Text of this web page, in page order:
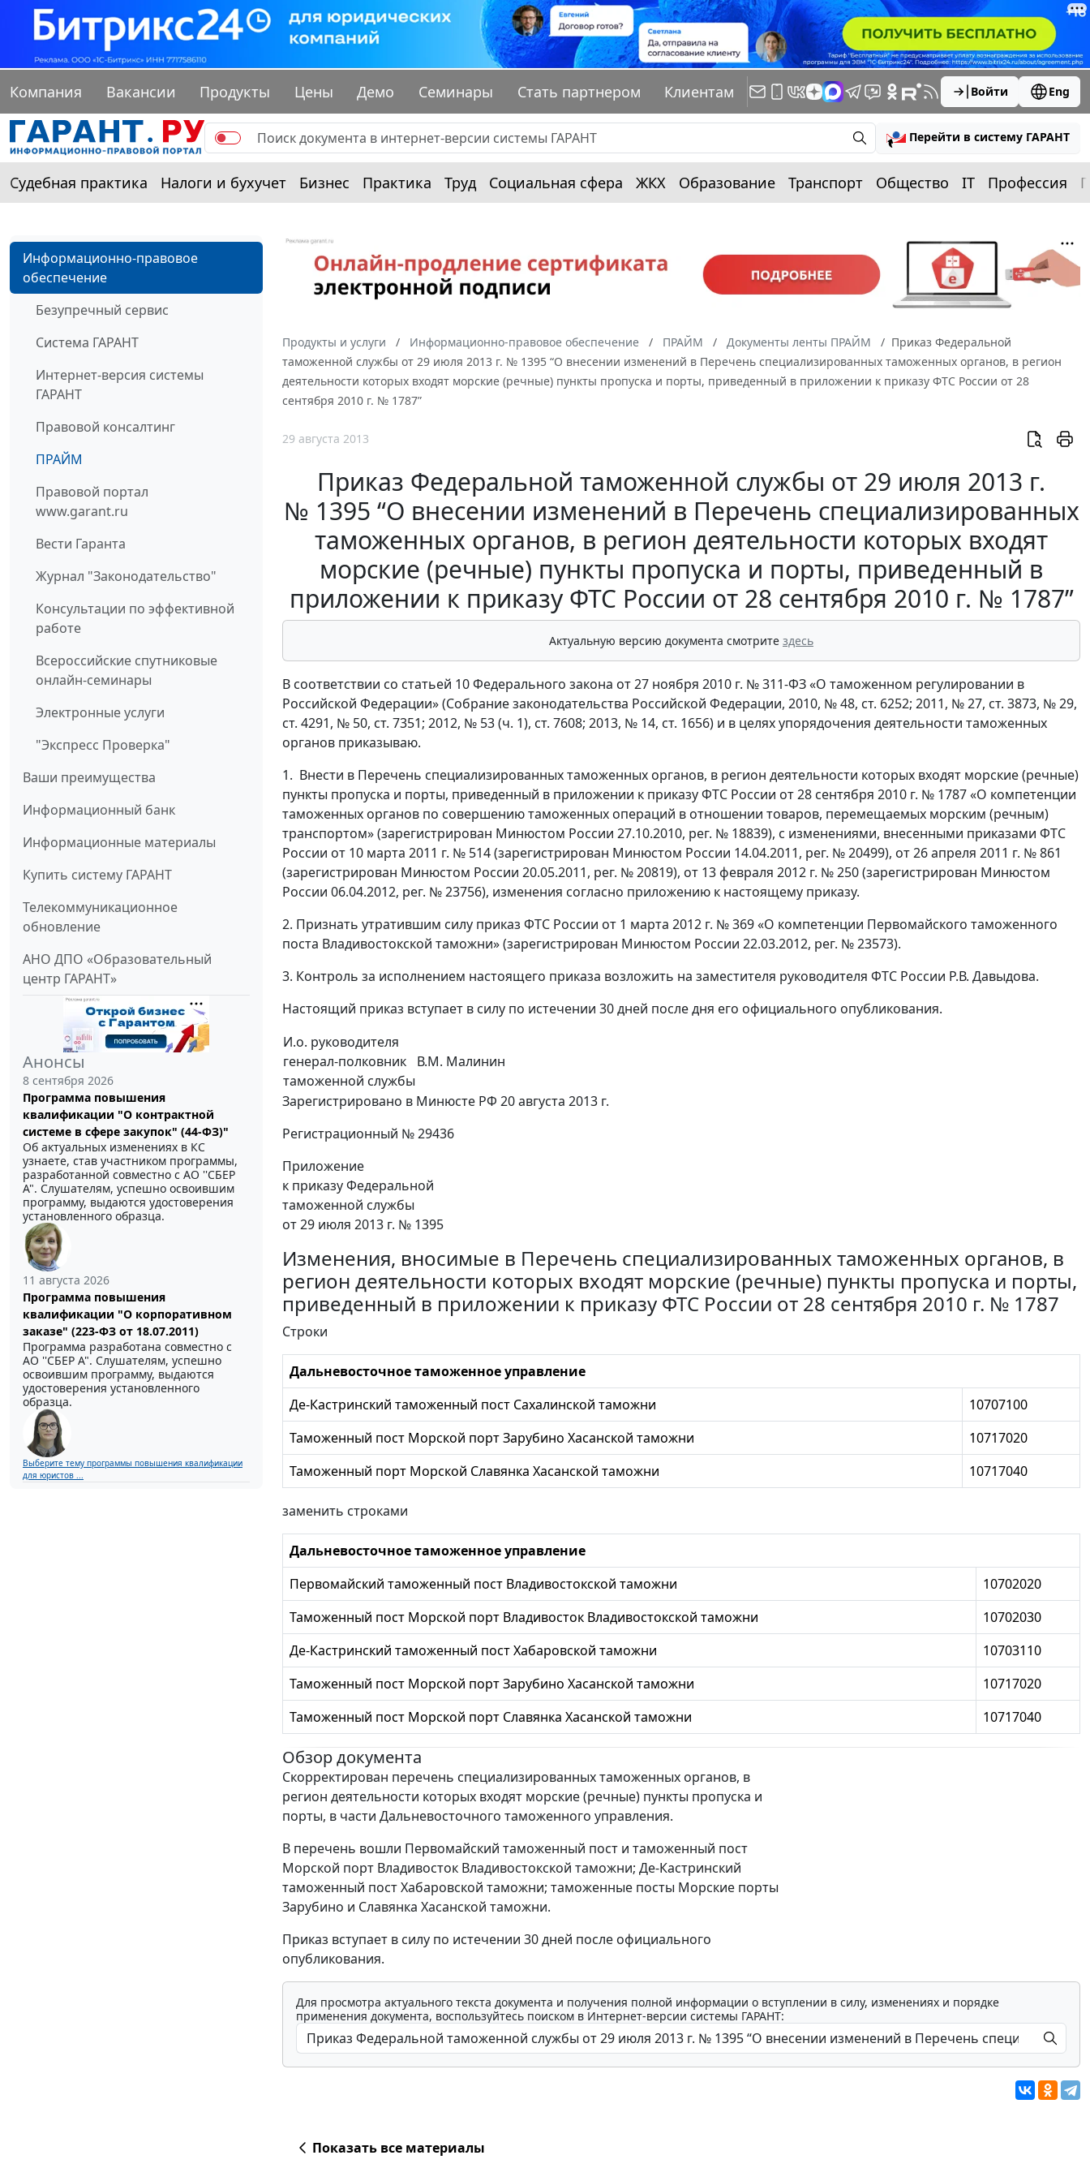
Компания Вакансии Продукты Цены Демо Семинары Стать партнером Клиентам Войти Eng
Перейти в систему ГАРАНТ
Судебная практика Налоги и бухучет Бизнес Практика Труд Социальная сфера ЖКХ Образование Транспорт Общество IT Профессия
Информационно-правовое
обеспечение
Безупречный сервис
Система ГАРАНТ
Интернет-версия системы
ГАРАНТ
Правовой консалтинг
ПРАЙМ
Правовой портал
www.garant.ru
Вести Гаранта
Журнал "Законодательство"
Консультации по эффективной
работе
Всероссийские спутниковые
онлайн-семинары
Электронные услуги
"Экспресс Проверка"
Ваши преимущества
Информационный банк
Информационные материалы
Купить систему ГАРАНТ
Телекоммуникационное
обновление
АНО ДПО «Образовательный
центр ГАРАНТ»
Анонсы
8 сентября 2026
Программа повышения
квалификации "О контрактной
системе в сфере закупок" (44-ФЗ)"
Об актуальных изменениях в КС
узнаете, став участником программы,
разработанной совместно с АО ''СБЕР
А". Слушателям, успешно освоившим
программу, выдаются удостоверения
установленного образца.
11 августа 2026
Программа повышения
квалификации "О корпоративном
заказе" (223-ФЗ от 18.07.2011)
Программа разработана совместно с
АО ''СБЕР А". Слушателям, успешно
освоившим программу, выдаются
удостоверения установленного
образца.
Выберите тему программы повышения квалификации
для юристов ...
Продукты и услуги Информационно-правовое обеспечение ПРАЙМ Документы ленты ПРАЙМ
Приказ Федеральной
таможенной службы от 29 июля 2013 г. № 1395 “О внесении изменений в Перечень специализированных таможенных органов, в регион
деятельности которых входят морские (речные) пункты пропуска и порты, приведенный в приложении к приказу ФТС России от 28
сентября 2010 г. № 1787”
29 августа 2013
Приказ Федеральной таможенной службы от 29 июля 2013 г.
№ 1395 “О внесении изменений в Перечень специализированных
таможенных органов, в регион деятельности которых входят
морские (речные) пункты пропуска и порты, приведенный в
приложении к приказу ФТС России от 28 сентября 2010 г. № 1787”
Актуальную версию документа смотрите здесь
В соответствии со статьей 10 Федерального закона от 27 ноября 2010 г. № 311-ФЗ «О таможенном регулировании в
Российской Федерации» (Собрание законодательства Российской Федерации, 2010, № 48, ст. 6252; 2011, № 27, ст. 3873, № 29,
ст. 4291, № 50, ст. 7351; 2012, № 53 (ч. 1), ст. 7608; 2013, № 14, ст. 1656) и в целях упорядочения деятельности таможенных
органов приказываю.
1. Внести в Перечень специализированных таможенных органов, в регион деятельности которых входят морские (речные)
пункты пропуска и порты, приведенный в приложении к приказу ФТС России от 28 сентября 2010 г. № 1787 «О компетенции
таможенных органов по совершению таможенных операций в отношении товаров, перемещаемых морским (речным)
транспортом» (зарегистрирован Минюстом России 27.10.2010, peг. № 18839), с изменениями, внесенными приказами ФТС
России от 10 марта 2011 г. № 514 (зарегистрирован Минюстом России 14.04.2011, peг. № 20499), от 26 апреля 2011 г. № 861
(зарегистрирован Минюстом России 20.05.2011, peг. № 20819), от 13 февраля 2012 г. № 250 (зарегистрирован Минюстом
России 06.04.2012, peг. № 23756), изменения согласно приложению к настоящему приказу.
2. Признать утратившим силу приказ ФТС России от 1 марта 2012 г. № 369 «О компетенции Первомайского таможенного
поста Владивостокской таможни» (зарегистрирован Минюстом России 22.03.2012, peг. № 23573).
3. Контроль за исполнением настоящего приказа возложить на заместителя руководителя ФТС России Р.В. Давыдова.
Настоящий приказ вступает в силу по истечении 30 дней после дня его официального опубликования.
И.о. руководителя
генерал-полковник
таможенной службы
В.М. Малинин
Зарегистрировано в Минюсте РФ 20 августа 2013 г.
Регистрационный № 29436
Приложение
к приказу Федеральной
таможенной службы
от 29 июля 2013 г. № 1395
Изменения, вносимые в Перечень специализированных таможенных органов, в
регион деятельности которых входят морские (речные) пункты пропуска и порты,
приведенный в приложении к приказу ФТС России от 28 сентября 2010 г. № 1787
Строки
Дальневосточное таможенное управление
Де-Кастринский таможенный пост Сахалинской таможни
10707100
Таможенный пост Морской порт Зарубино Хасанской таможни
10717020
Таможенный порт Морской Славянка Хасанской таможни
10717040
заменить строками
Дальневосточное таможенное управление
Первомайский таможенный пост Владивостокской таможни
10702020
Таможенный пост Морской порт Владивосток Владивостокской таможни
10702030
Де-Кастринский таможенный пост Хабаровской таможни
10703110
Таможенный пост Морской порт Зарубино Хасанской таможни
10717020
Таможенный пост Морской порт Славянка Хасанской таможни
10717040
Обзор документа
Скорректирован перечень специализированных таможенных органов, в
регион деятельности которых входят морские (речные) пункты пропуска и
порты, в части Дальневосточного таможенного управления.
В перечень вошли Первомайский таможенный пост и таможенный пост
Морской порт Владивосток Владивостокской таможни; Де-Кастринский
таможенный пост Хабаровской таможни; таможенные посты Морские порты
Зарубино и Славянка Хасанской таможни.
Приказ вступает в силу по истечении 30 дней после официального
опубликования.
Для просмотра актуального текста документа и получения полной информации о вступлении в силу, изменениях и порядке
применения документа, воспользуйтесь поиском в Интернет-версии системы ГАРАНТ:
Показать все материалы